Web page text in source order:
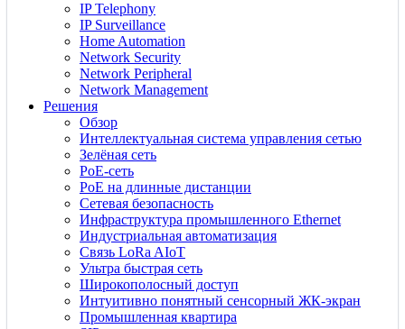
IP Telephony
IP Surveillance
Home Automation
Network Security
Network Peripheral
Network Management
Решения
Обзор
Интеллектуальная система управления сетью
Зелёная сеть
PoE-сеть
PoE на длинные дистанции
Сетевая безопасность
Инфраструктура промышленного Ethernet
Индустриальная автоматизация
Связь LoRa AIoT
Ультра быстрая сеть
Широкополосный доступ
Интуитивно понятный сенсорный ЖК-экран
Промышленная квартира